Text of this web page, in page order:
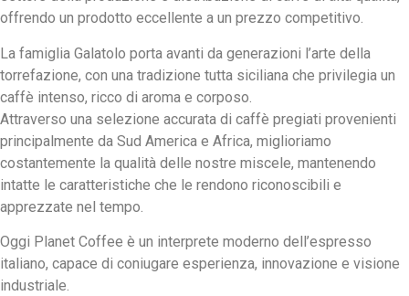
offrendo un prodotto eccellente a un prezzo competitivo.
La famiglia Galatolo porta avanti da generazioni l’arte della
torrefazione, con una tradizione tutta siciliana che privilegia un
caffè intenso, ricco di aroma e corposo.
Attraverso una selezione accurata di caffè pregiati provenienti
principalmente da Sud America e Africa, miglioriamo
costantemente la qualità delle nostre miscele, mantenendo
intatte le caratteristiche che le rendono riconoscibili e
apprezzate nel tempo.
Oggi Planet Coffee è un interprete moderno dell’espresso
italiano, capace di coniugare esperienza, innovazione e visione
industriale.